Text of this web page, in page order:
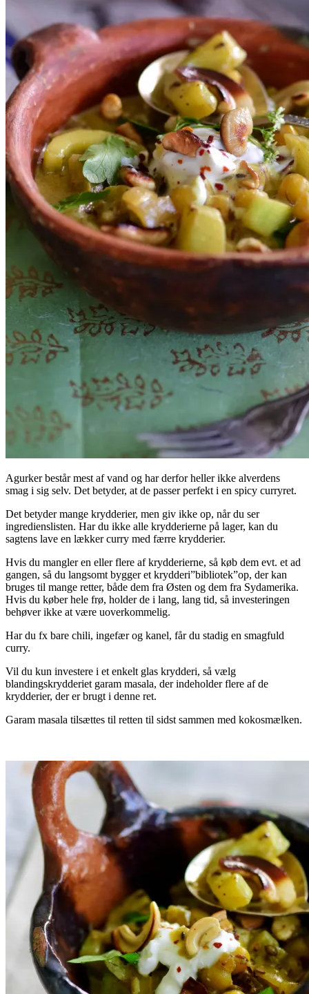
Agurker består mest af vand og har derfor heller ikke alverdens
smag i sig selv. Det betyder, at de passer perfekt i en spicy curryret.
Det betyder mange krydderier, men giv ikke op, når du ser
ingredienslisten. Har du ikke alle krydderierne på lager, kan du
sagtens lave en lækker curry med færre krydderier.
Hvis du mangler en eller flere af krydderierne, så køb dem evt. et ad
gangen, så du langsomt bygger et krydderi”bibliotek”op, der kan
bruges til mange retter, både dem fra Østen og dem fra Sydamerika.
Hvis du køber hele frø, holder de i lang, lang tid, så investeringen
behøver ikke at være uoverkommelig.
Har du fx bare chili, ingefær og kanel, får du stadig en smagfuld
curry.
Vil du kun investere i et enkelt glas krydderi, så vælg
blandingskrydderiet garam masala, der indeholder flere af de
krydderier, der er brugt i denne ret.
Garam masala tilsættes til retten til sidst sammen med kokosmælken.